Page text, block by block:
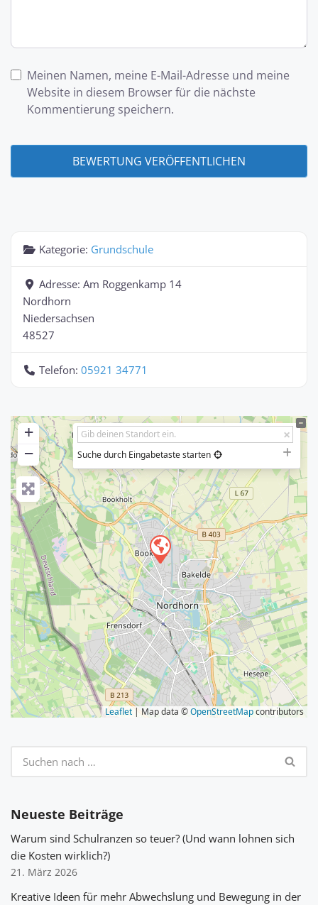
Meinen Namen, meine E-Mail-Adresse und meine
Website in diesem Browser für die nächste
Kommentierung speichern.
Kategorie: Grundschule
Adresse: Am Roggenkamp 14
Nordhorn
Niedersachsen
48527
Telefon: 05921 34771
+
−
Suche durch Eingabetaste starten
Leaflet | Map data ©OpenStreetMapcontributors
Neueste Beiträge
Warum sind Schulranzen so teuer? (Und wann lohnen sich
die Kosten wirklich?)
21. März 2026
Kreative Ideen für mehr Abwechslung und Bewegung in der